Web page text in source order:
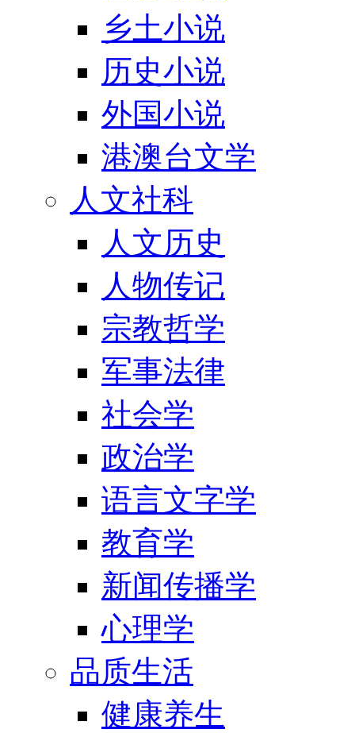
乡土小说
历史小说
外国小说
港澳台文学
人文社科
人文历史
人物传记
宗教哲学
军事法律
社会学
政治学
语言文字学
教育学
新闻传播学
心理学
品质生活
健康养生